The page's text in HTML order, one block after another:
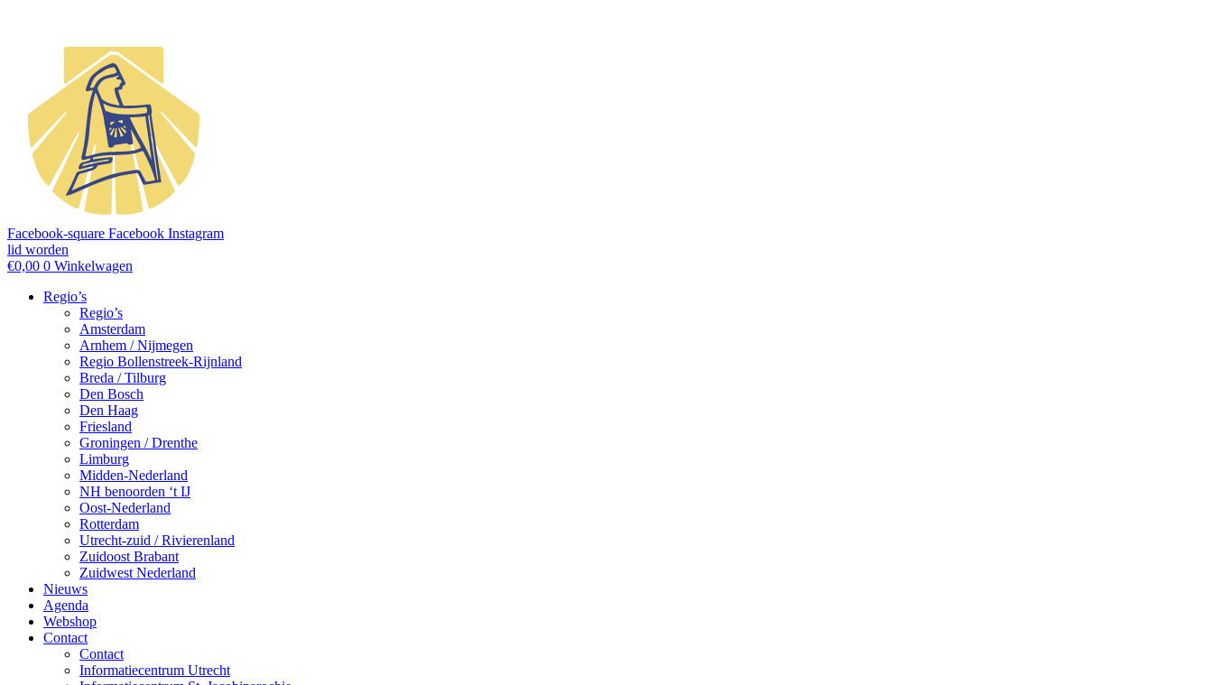
Facebook-square Facebook Instagram
lid worden
€0,00 0 Winkelwagen
Regio’s
Regio’s
Amsterdam
Arnhem / Nijmegen
Regio Bollenstreek-Rijnland
Breda / Tilburg
Den Bosch
Den Haag
Friesland
Groningen / Drenthe
Limburg
Midden-Nederland
NH benoorden ‘t IJ
Oost-Nederland
Rotterdam
Utrecht-zuid / Rivierenland
Zuidoost Brabant
Zuidwest Nederland
Nieuws
Agenda
Webshop
Contact
Contact
Informatiecentrum Utrecht